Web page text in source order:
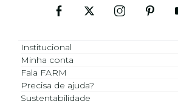
Institucional
Minha conta
Fala FARM
Precisa de ajuda?
Sustentabilidade